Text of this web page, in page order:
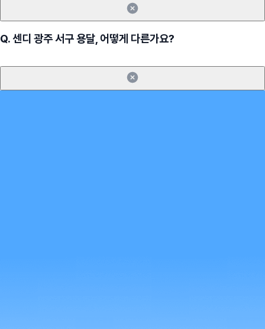
Q.센디 광주 서구 용달, 어떻게 다른가요?